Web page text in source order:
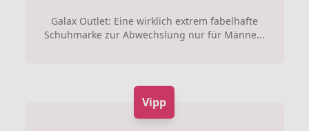
Galax Outlet: Eine wirklich extrem fabelhafte
Schuhmarke zur Abwechslung nur für Männe...
Vipp